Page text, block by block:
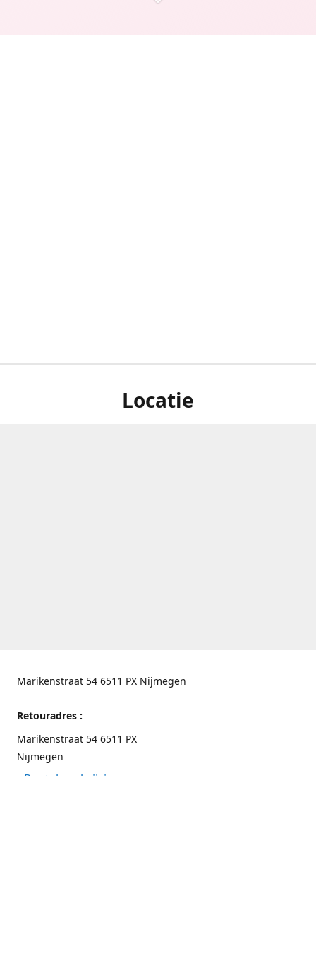
Locatie
Marikenstraat 54 6511 PX Nijmegen
Retouradres :
Marikenstraat 54 6511 PX
Nijmegen
Routebeschrijving